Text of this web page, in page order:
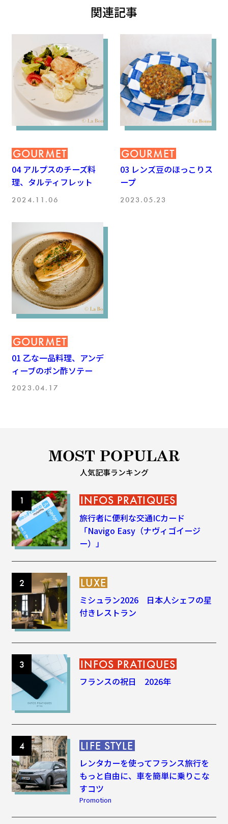
関連記事
GOURMET
04 アルプスのチーズ料
理、タルティフレット
2024.11.06
GOURMET
03 レンズ豆のほっこりス
ープ
2023.05.23
GOURMET
01 乙な一品料理、アンデ
ィーブのポン酢ソテー
2023.04.17
MOST POPULAR
人気記事ランキング
INFOS PRATIQUES
旅行者に便利な交通ICカード
「Navigo Easy（ナヴィゴイージ
ー）」
LUXE
ミシュラン2026 日本人シェフの星
付きレストラン
INFOS PRATIQUES
フランスの祝日 2026年
LIFE STYLE
レンタカーを使ってフランス旅行を
もっと自由に、車を簡単に乗りこな
すコツ
Promotion